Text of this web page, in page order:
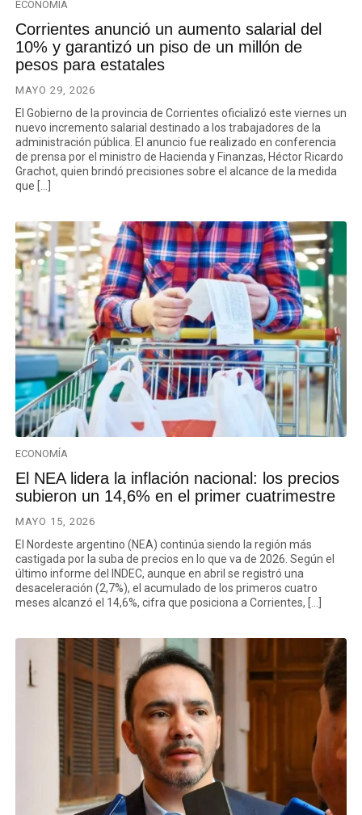
ECONOMÍA
Corrientes anunció un aumento salarial del
10% y garantizó un piso de un millón de
pesos para estatales
MAYO 29, 2026
El Gobierno de la provincia de Corrientes oficializó este viernes un
nuevo incremento salarial destinado a los trabajadores de la
administración pública. El anuncio fue realizado en conferencia
de prensa por el ministro de Hacienda y Finanzas, Héctor Ricardo
Grachot, quien brindó precisiones sobre el alcance de la medida
que […]
ECONOMÍA
El NEA lidera la inflación nacional: los precios
subieron un 14,6% en el primer cuatrimestre
MAYO 15, 2026
El Nordeste argentino (NEA) continúa siendo la región más
castigada por la suba de precios en lo que va de 2026. Según el
último informe del INDEC, aunque en abril se registró una
desaceleración (2,7%), el acumulado de los primeros cuatro
meses alcanzó el 14,6%, cifra que posiciona a Corrientes, […]